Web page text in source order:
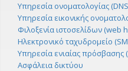
Υπηρεσία ονοματολογίας
Υπηρεσία εικονικής
Φιλοξενία ιστοσελίδων (web
Ηλεκτρονικό ταχυδρομείο
Υπηρεσία ενιαίας πρόσβασης
Ασφάλεια δικτύου